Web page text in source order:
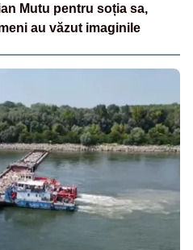
Mutu pentru soția sa,
au văzut imaginile